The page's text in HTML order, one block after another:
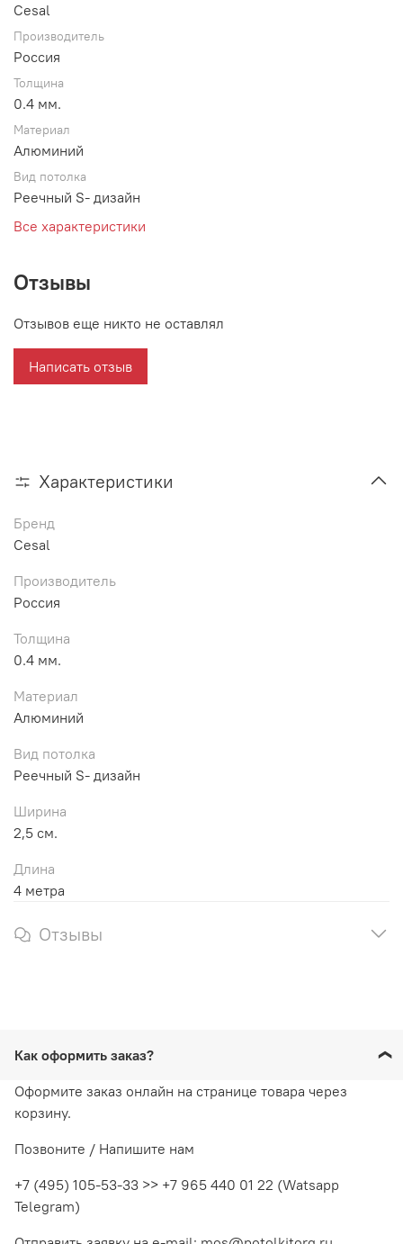
Cesal
Производитель
Россия
Толщина
0.4 мм.
Материал
Алюминий
Вид потолка
Реечный S- дизайн
Все характеристики
Отзывы
Отзывов еще никто не оставлял
Написать отзыв
Характеристики
Бренд
Cesal
Производитель
Россия
Толщина
0.4 мм.
Материал
Алюминий
Вид потолка
Реечный S- дизайн
Ширина
2,5 см.
Длина
4 метра
Отзывы
Как оформить заказ?
Оформите заказ онлайн на странице товара через
корзину.
Позвоните / Напишите нам
+7 (495) 105-53-33 >> +7 965 440 01 22 (Watsapp
Telegram)